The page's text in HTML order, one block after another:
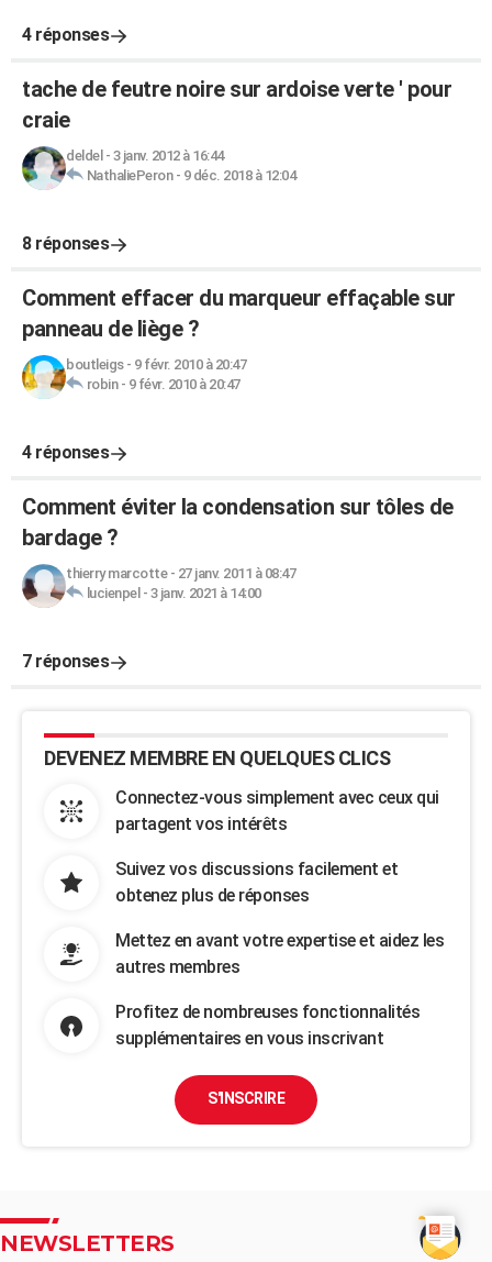
4 réponses
tache de feutre noire sur ardoise verte ' pour
craie
deldel - 3 janv. 2012 à 16:44
NathaliePeron- 9 déc. 2018 à 12:04
8 réponses
Comment effacer du marqueur effaçable sur
panneau de liège ?
boutleigs- 9 févr. 2010 à 20:47
robin- 9 févr. 2010 à 20:47
4 réponses
Comment éviter la condensation sur tôles de
bardage ?
thierry marcotte- 27 janv. 2011 à 08:47
lucienpel - 3 janv. 2021 à 14:00
7 réponses
DEVENEZ MEMBRE EN QUELQUES CLICS
Connectez-vous simplement avec ceux qui
partagent vos intérêts
Suivez vos discussions facilement et
obtenez plus de réponses
Mettez en avant votre expertise et aidez les
autres membres
Profitez de nombreuses fonctionnalités
supplémentaires en vous inscrivant
S'INSCRIRE
NEWSLETTERS